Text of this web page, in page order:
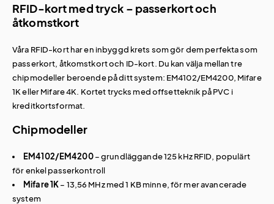
RFID-kort med tryck – passerkort och
åtkomstkort
Våra RFID-kort har en inbyggd krets som gör dem perfekta som
passerkort, åtkomstkort och ID-kort. Du kan välja mellan tre
chipmodeller beroende på ditt system: EM4102/EM4200, Mifare
1K eller Mifare 4K. Kortet trycks med offsetteknik på PVC i
kreditkortsformat.
Chipmodeller
EM4102/EM4200– grundläggande 125 kHz RFID, populärt
för enkel passerkontroll
Mifare 1K– 13,56 MHz med 1 KB minne, för mer avancerade
system